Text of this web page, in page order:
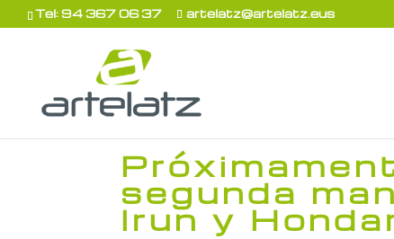
Tel: 94 367 06 37 artelatz@artelatz.eus
segunda
Irun y